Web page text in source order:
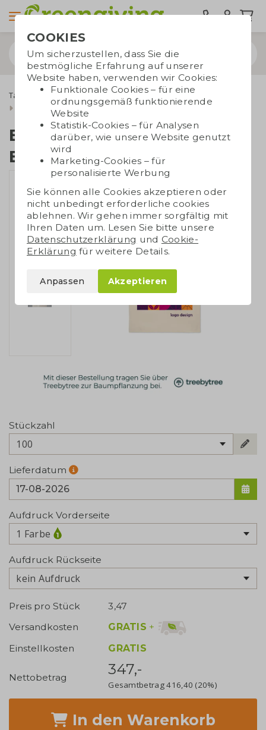
Taschen bedrucken Tragetaschen
Baumwolltaschen
Ecru Baumwolltaschen
Einkaufstasche aus
Bio-Baumwolle
Stückzahl
100
Lieferdatum
Aufdruck Vorderseite
1 Farbe
Aufdruck Rückseite
kein Aufdruck
Preis pro Stück
3,47
Versandkosten
GRATIS +
Einstellkosten
GRATIS
Nettobetrag 347,-
Gesamtbetrag416,40 (20%)
In den Warenkorb
COOKIES
Um sicherzustellen, dass Sie die
bestmögliche Erfahrung auf unserer
Website haben, verwenden wir Cookies:
Funktionale Cookies – für eine
ordnungsgemäß funktionierende
Website
Statistik-Cookies – für Analysen
darüber, wie unsere Website genutzt
wird
Marketing-Cookies – für
personalisierte Werbung
Sie können alle Cookies akzeptieren oder
nicht unbedingt erforderliche cookies
ablehnen. Wir gehen immer sorgfältig mit
Ihren Daten um. Lesen Sie bitte unsere
Datenschutzerklärung und Cookie-
Erklärung für weitere Details.
Anpassen Akzeptieren